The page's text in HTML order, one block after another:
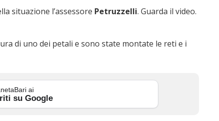
situazione l’assessore Petruzzelli. Guarda il video.
di uno dei petali e sono state montate le reti e i
ai
su Google